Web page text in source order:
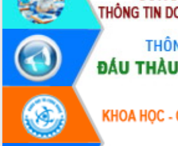
Hòn Yến phát triển du lịch gắn với bảo
tồn biển
Lấy ý kiến điều chỉnh Quy hoạch tỉnh
Đắk Lắk thời kỳ 2021-2030, tầm nhìn
đến năm 2050
Phát động chiến dịch 30 ngày đêm
giải phóng mặt bằng Tuyến đường bộ
ven biển
Đắk Lắk nỗ lực thúc đẩy tăng trưởng
kinh tế từ 10% trở lên trong Quý
II/2026